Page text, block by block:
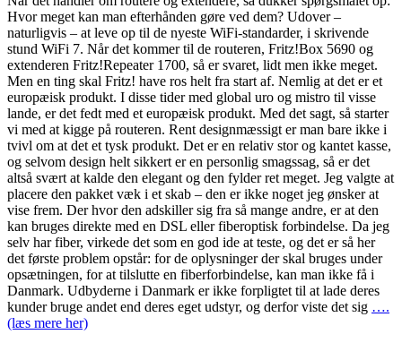
Hvor meget kan man efterhånden gøre ved dem? Udover –
naturligvis – at leve op til de nyeste WiFi-standarder, i skrivende
stund WiFi 7. Når det kommer til de routeren, Fritz!Box 5690 og
extenderen Fritz!Repeater 1700, så er svaret, lidt men ikke meget.
Men en ting skal Fritz! have ros helt fra start af. Nemlig at det er et
europæisk produkt. I disse tider med global uro og mistro til visse
lande, er det fedt med et europæisk produkt. Med det sagt, så starter
vi med at kigge på routeren. Rent designmæssigt er man bare ikke i
tvivl om at det et tysk produkt. Det er en relativ stor og kantet kasse,
og selvom design helt sikkert er en personlig smagssag, så er det
altså svært at kalde den elegant og den fylder ret meget. Jeg valgte at
placere den pakket væk i et skab – den er ikke noget jeg ønsker at
vise frem. Der hvor den adskiller sig fra så mange andre, er at den
kan bruges direkte med en DSL eller fiberoptisk forbindelse. Da jeg
selv har fiber, virkede det som en god ide at teste, og det er så her
det første problem opstår: for de oplysninger der skal bruges under
opsætningen, for at tilslutte en fiberforbindelse, kan man ikke få i
Danmark. Udbyderne i Danmark er ikke forpligtet til at lade deres
kunder bruge andet end deres eget udstyr, og derfor viste det sig ….
(læs mere her)